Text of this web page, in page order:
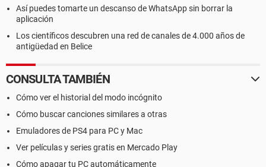
Así puedes tomarte un descanso de WhatsApp sin borrar la
aplicación
Los científicos descubren una red de canales de 4.000 años de
antigüedad en Belice
CONSULTA TAMBIÉN
Cómo ver el historial del modo incógnito
Cómo buscar canciones similares a otras
Emuladores de PS4 para PC y Mac
Ver películas y series gratis en Mercado Play
Cómo apagar tu PC automáticamente